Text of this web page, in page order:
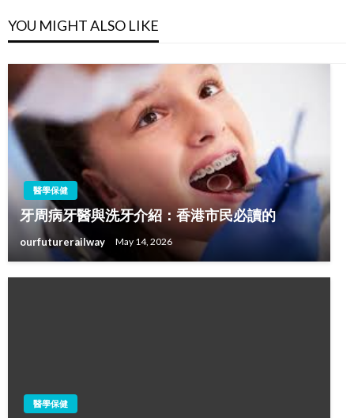
YOU MIGHT ALSO LIKE
醫學保健
牙周病牙醫與洗牙介紹：香港市民必讀的
ourfuturerailway May 14, 2026
醫學保健